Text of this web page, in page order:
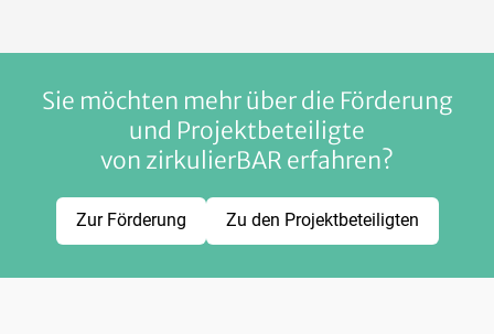
Sie möchten mehr über die Förderung
und Projektbeteiligte
von zirkulierBAR erfahren?
Zur Förderung Zu den Projektbeteiligten